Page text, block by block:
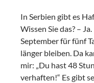
In Serbien gibt es
Wissen Sie das? –
September für fünf
länger bleiben. Da
mir: „Du hast 48
verhaften!“ Es gibt